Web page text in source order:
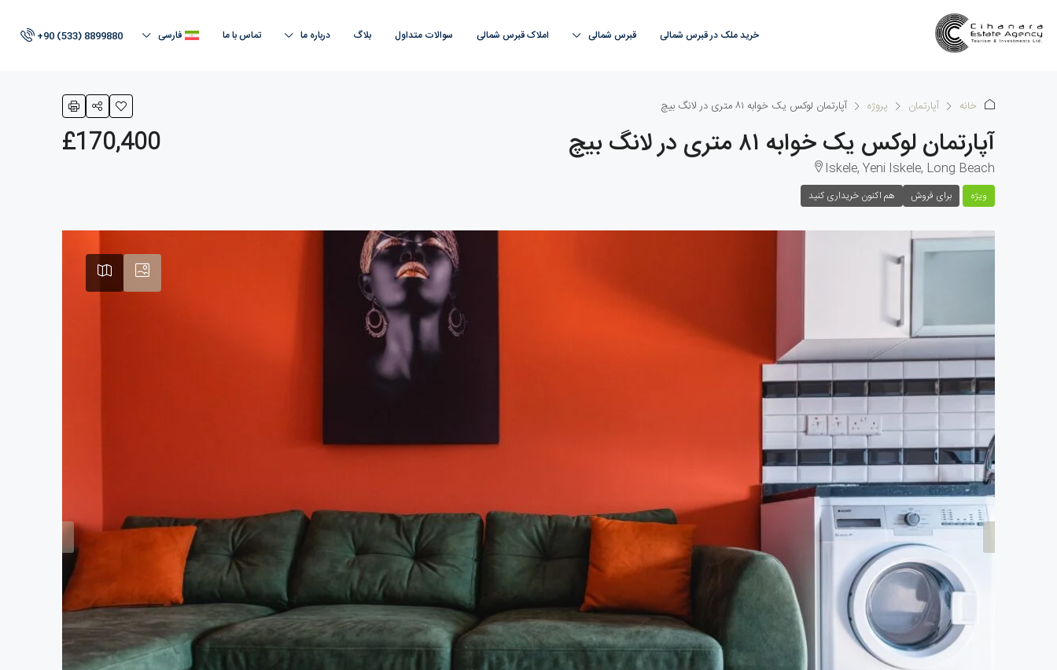
خرید ملک در قبرس شمالی قبرس‌ شمالی املاک قبرس‌ شمالی سوالات متداول بلاگ درباره ما تماس با ما فارسی +90 (533) 8899880
خانه آپارتمان پروژه آپارتمان لوکس یک خوابه ۸۱ متری در لانگ بیچ
آپارتمان لوکس یک خوابه ۸۱ متری در لانگ بیچ
Iskele, Yeni Iskele, Long Beach
ویژه برای فروش هم اکنون خریداری کنید
£170,400